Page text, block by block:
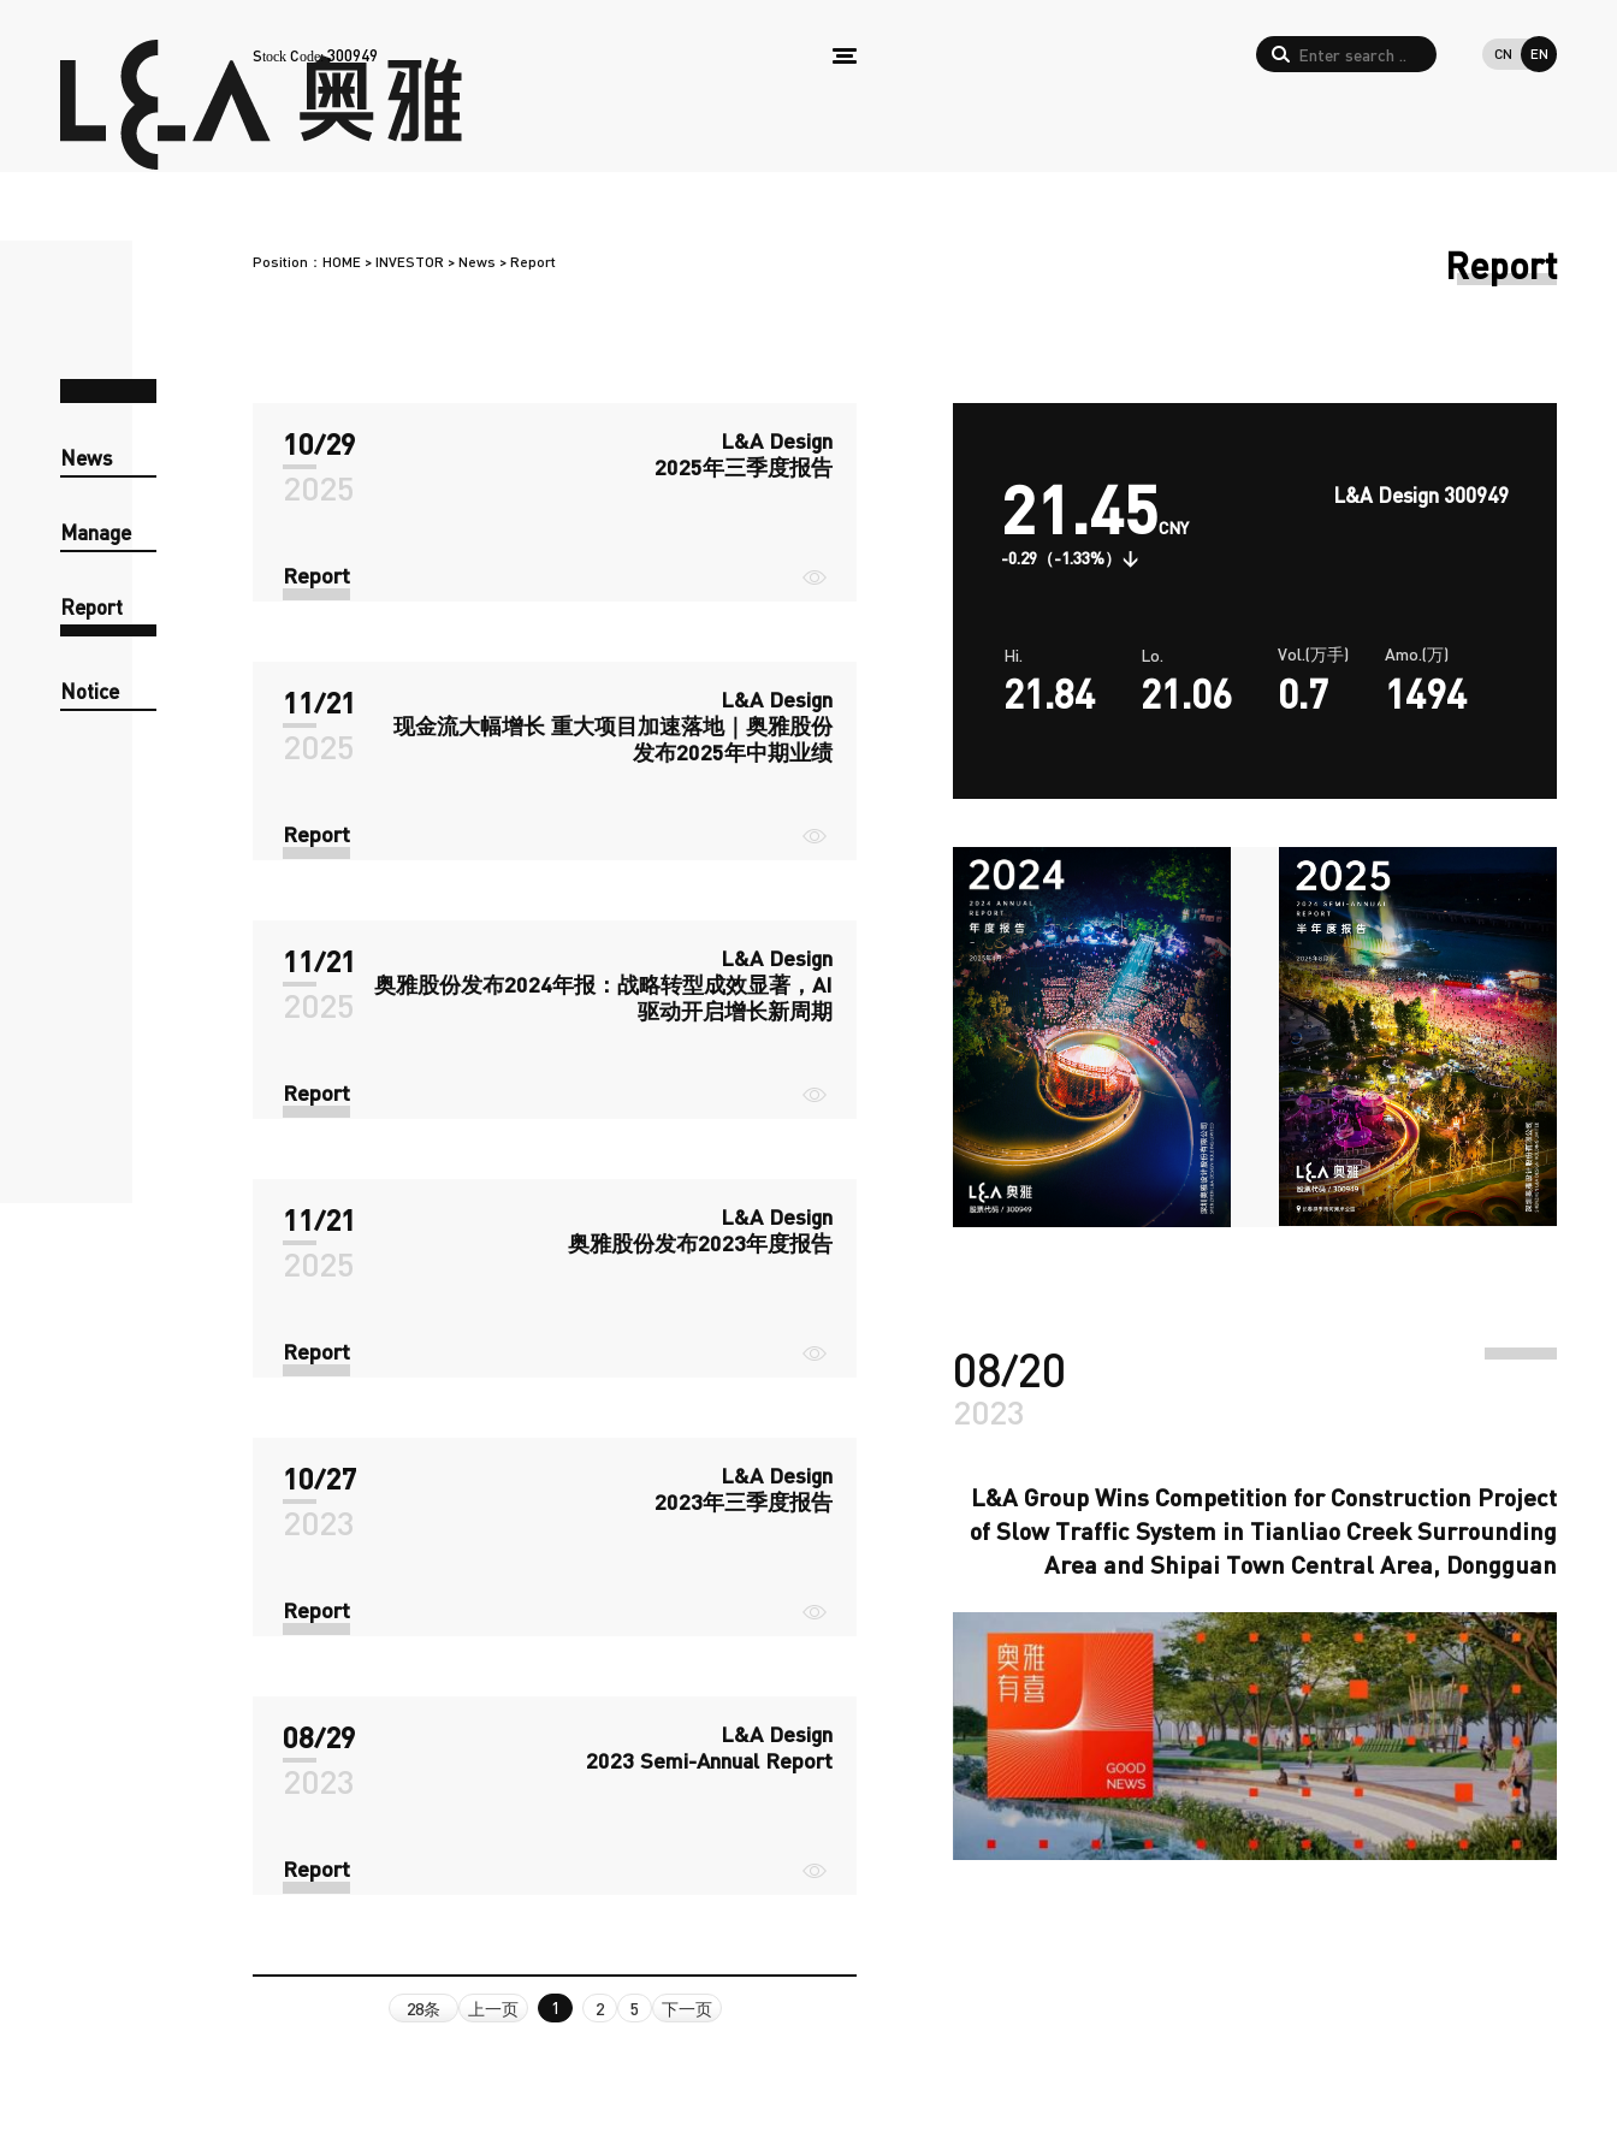
Stock Code:300949 CN EN
News
Manage
Report
Notice
Position： HOME > INVESTOR > News > Report Report
10/29
2025
Report
L&A Design
2025年三季度报告
11/21
2025
Report
L&A Design
现金流大幅增长 重大项目加速落地｜奥雅股份
发布2025年中期业绩
11/21
2025
Report
L&A Design
奥雅股份发布2024年报：战略转型成效显著，AI
驱动开启增长新周期
11/21
2025
Report
L&A Design
奥雅股份发布2023年度报告
10/27
2023
Report
L&A Design
2023年三季度报告
08/29
2023
Report
L&A Design
2023 Semi-Annual Report
28条 上一页 1 2 5 下一页
21.45CNY
-0.29（-1.33%）
L&A Design 300949
Hi. Lo. Vol.(万手) Amo.(万)
21.84 21.06 0.7 1494
08/20
2023
L&A Group Wins Competition for Construction Project
of Slow Traffic System in Tianliao Creek Surrounding
Area and Shipai Town Central Area, Dongguan